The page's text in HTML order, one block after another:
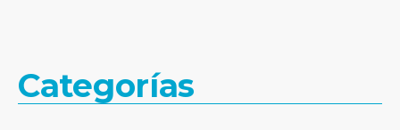
Categorías